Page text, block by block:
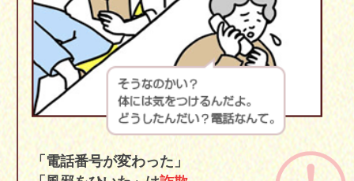
「電話番号が変わった」